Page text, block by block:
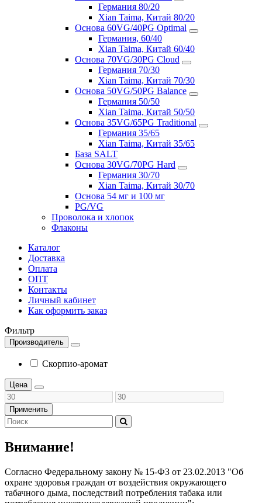
Германия 80/20
Xian Taima, Китай 80/20
Основа 60VG/40PG Optimal
Германия, 60/40
Xian Taima, Китай 60/40
Основа 70VG/30PG Cloud
Германия 70/30
Xian Taima, Китай 70/30
Основа 50VG/50PG Balance
Германия 50/50
Xian Taima, Китай 50/50
Основа 35VG/65PG Traditional
Германия 35/65
Xian Taima, Китай 35/65
База SALT
Основа 30VG/70PG Hard
Германия 30/70
Xian Taima, Китай 30/70
Основа 54 мг и 100 мг
PG/VG
Проволока и хлопок
Флаконы
Каталог
Доставка
Оплата
ОПТ
Контакты
Личный кабинет
Как оформить заказ
Фильтр
Производитель
Скорпио-аромат
Цена
Применить
Внимание!
Согласно Федеральному закону № 15-ФЗ от 23.02.2013 "Об
охране здоровья граждан от воздействия окружающего
табачного дыма, последствий потребления табака или